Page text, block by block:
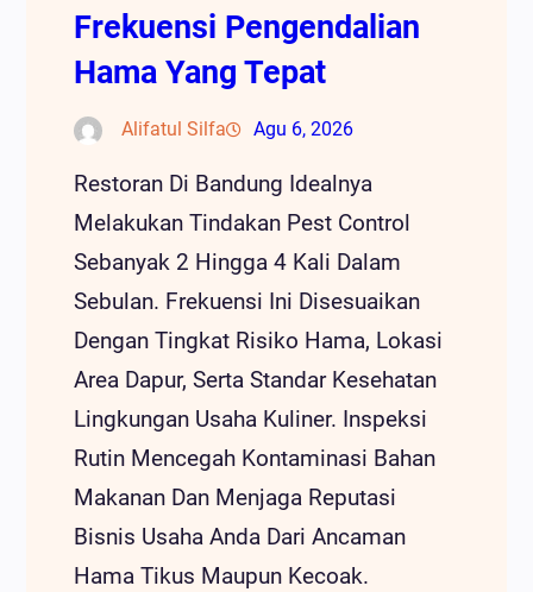
Frekuensi Pengendalian
Hama Yang Tepat
Alifatul Silfa Agu 6, 2026
Restoran Di Bandung Idealnya
Melakukan Tindakan Pest Control
Sebanyak 2 Hingga 4 Kali Dalam
Sebulan. Frekuensi Ini Disesuaikan
Dengan Tingkat Risiko Hama, Lokasi
Area Dapur, Serta Standar Kesehatan
Lingkungan Usaha Kuliner. Inspeksi
Rutin Mencegah Kontaminasi Bahan
Makanan Dan Menjaga Reputasi
Bisnis Usaha Anda Dari Ancaman
Hama Tikus Maupun Kecoak.